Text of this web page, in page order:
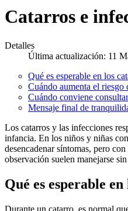
Catarros e
Detalles
Última actualización: 11
Qué es esperable en los
Cuándo aumenta el riesgo
Cuándo conviene consultar
Mensaje final de
Los catarros y las infecciones
infancia. En los niños y niñas
desencadenar síntomas, pero
observación suelen manejarse
Qué es esperable
Durante un catarro, es normal